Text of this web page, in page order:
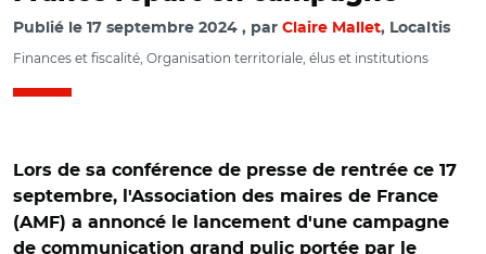
Publié le 17 septembre 2024 par Claire Mallet, Localtis
Finances et fiscalité, Organisation territoriale, élus et institutions
Lors de sa conférence de presse de rentrée ce 17
septembre, l'Association des maires de France
(AMF) a annoncé le lancement d'une campagne
de communication grand pulic portée par le